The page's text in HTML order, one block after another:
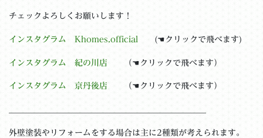
チェックよろしくお願いします！
インスタグラム Khomes.official (☚クリックで飛べます)
インスタグラム 紀の川店 （☚クリックで飛べます）
インスタグラム 京丹後店 （☚クリックで飛べます）
外壁塗装やリフォームをする場合は主に2種類が考えられます。